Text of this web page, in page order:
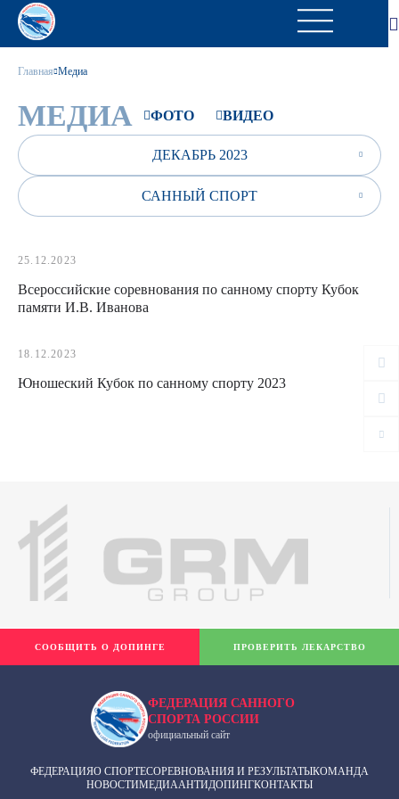
Главная Медиа
МЕДИА ФОТО ВИДЕО
ДЕКАБРЬ 2023
САННЫЙ СПОРТ
25.12.2023
Всероссийские соревнования по санному спорту Кубок
памяти И.В. Иванова
18.12.2023
Юношеский Кубок по санному спорту 2023
ФЕДЕРАЦИЯ САННОГО
СПОРТА РОССИИ
официальный сайт
ФЕДЕРАЦИЯО СПОРТЕСОРЕВНОВАНИЯ И РЕЗУЛЬТАТЫКОМАНДА
НОВОСТИМЕДИААНТИДОПИНГКОНТАКТЫ
СООБЩИТЬ О ДОПИНГЕ ПРОВЕРИТЬ ЛЕКАРСТВО